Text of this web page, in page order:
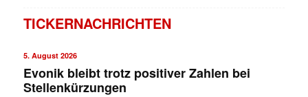
TICKERNACHRICHTEN
5. August 2026
Evonik bleibt trotz positiver Zahlen bei
Stellenkürzungen